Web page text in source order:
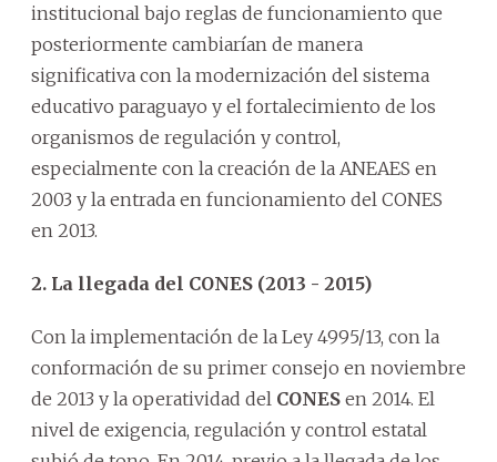
institucional bajo reglas de funcionamiento que
posteriormente cambiarían de manera
significativa con la modernización del sistema
educativo paraguayo y el fortalecimiento de los
organismos de regulación y control,
especialmente con la creación de la ANEAES en
2003 y la entrada en funcionamiento del CONES
en 2013.
2. La llegada del CONES (2013 - 2015)
Con la implementación de la Ley 4995/13, con la
conformación de su primer consejo en noviembre
de 2013 y la operatividad del CONES en 2014. El
nivel de exigencia, regulación y control estatal